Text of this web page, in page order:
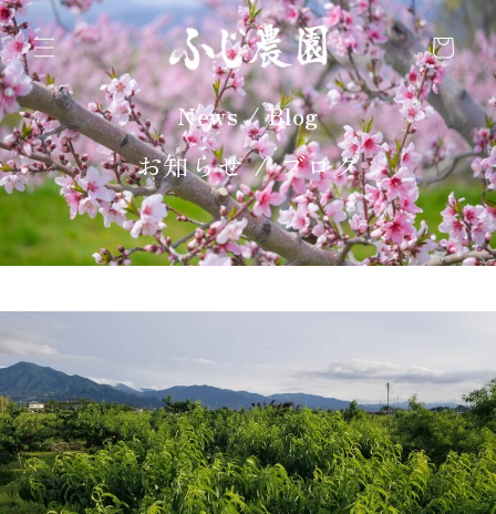
ンツに
進む
カ
ー
ト
News / Blog
お知らせ / ブログ